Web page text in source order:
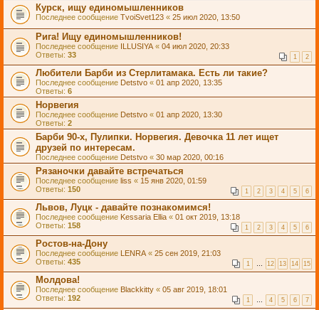
Курск, ищу единомышленников
Последнее сообщение TvoiSvet123 « 25 июл 2020, 13:50
Рига! Ищу единомышленников!
Последнее сообщение ILLUSIYA « 04 июл 2020, 20:33
Ответы: 33 1 2
Любители Барби из Стерлитамака. Есть ли такие?
Последнее сообщение Detstvo « 01 апр 2020, 13:35
Ответы: 6
Норвегия
Последнее сообщение Detstvo « 01 апр 2020, 13:30
Ответы: 2
Барби 90-х, Пулипки. Норвегия. Девочка 11 лет ищет
друзей по интересам.
Последнее сообщение Detstvo « 30 мар 2020, 00:16
Рязаночки давайте встречаться
Последнее сообщение liss « 15 янв 2020, 01:59
Ответы: 150 1 2 3 4 5 6
Львов, Луцк - давайте познакомимся!
Последнее сообщение Kessaria Ellia « 01 окт 2019, 13:18
Ответы: 158 1 2 3 4 5 6
Ростов-на-Дону
Последнее сообщение LENRA « 25 сен 2019, 21:03
Ответы: 435 1 … 12 13 14 15
Молдова!
Последнее сообщение Blackkitty « 05 авг 2019, 18:01
Ответы: 192 1 … 4 5 6 7